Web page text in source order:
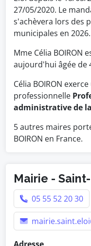
27/05/2020. Le
s'achèvera lors des
municipales en 2026.
Mme Célia BOIRON
aujourd'hui âgée de
Célia BOIRON
professionnelle
administrative de
5 autres maires
BOIRON en France.
Mairie -
05 55 52 20 30